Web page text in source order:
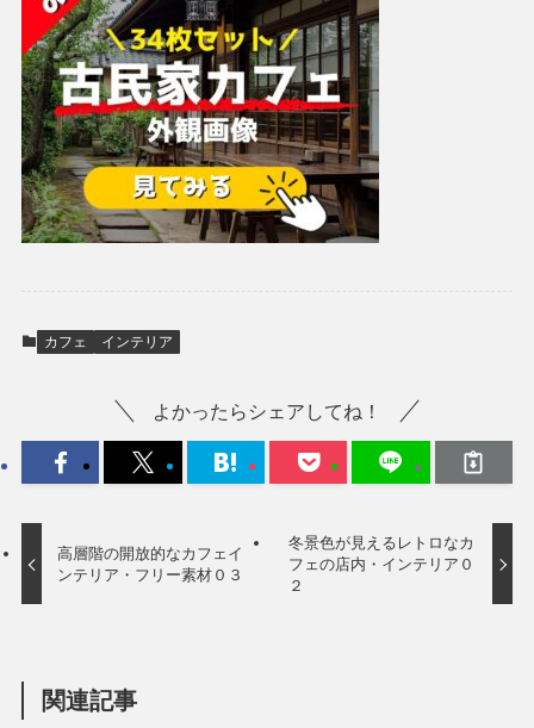
カフェ インテリア
よかったらシェアしてね！
高層階の開放的なカフェイ
ンテリア・フリー素材０３
冬景色が見えるレトロなカ
フェの店内・インテリア０
２
関連記事